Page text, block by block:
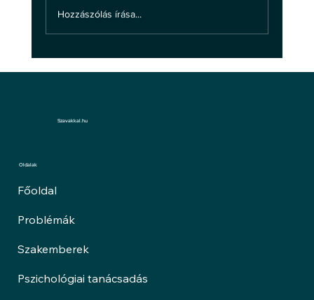
Hozzászólás írása...
Szavakkal.hu
Oldalak
Főoldal
Problémák
Szakemberek
Pszichológiai tanácsadás